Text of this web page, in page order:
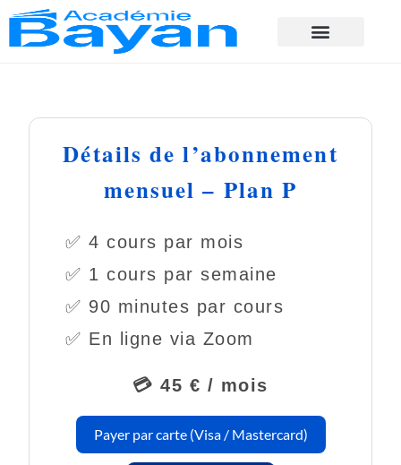
Détails de l’abonnement
mensuel – Plan P
✅ 4 cours par mois
✅ 1 cours par semaine
✅ 90 minutes par cours
✅ En ligne via Zoom
💳 45 € / mois
Payer par carte (Visa / Mastercard)